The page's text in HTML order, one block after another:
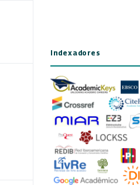
Indexadores